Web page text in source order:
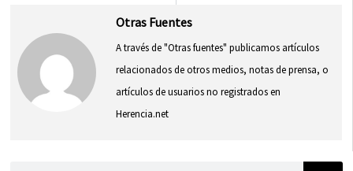
Otras Fuentes
A través de "Otras fuentes" publicamos artículos
relacionados de otros medios, notas de prensa, o
artículos de usuarios no registrados en
Herencia.net